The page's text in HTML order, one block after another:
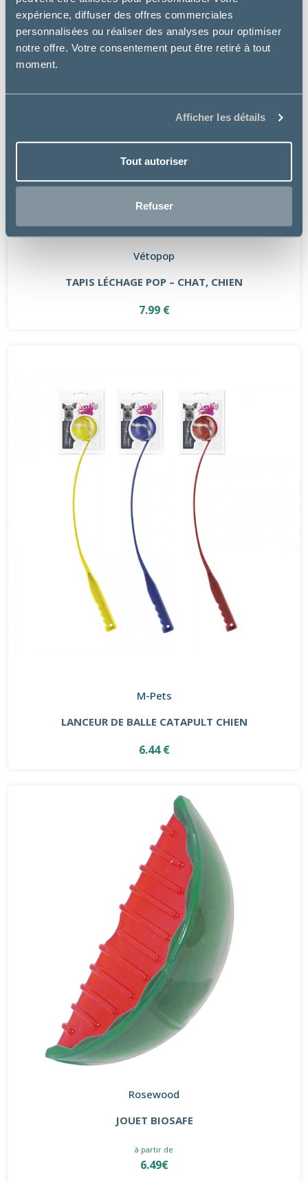
expérience, diffuser des offres commerciales
personnalisées ou réaliser des analyses pour optimiser
notre offre. Votre consentement peut être retiré à tout
moment.
Afficher les détails
Tout autoriser
Refuser
Vétopop
TAPIS LÉCHAGE POP – CHAT, CHIEN
7.99 €
M-Pets
LANCEUR DE BALLE CATAPULT CHIEN
6.44 €
Rosewood
JOUET BIOSAFE
à partir de
6.49€